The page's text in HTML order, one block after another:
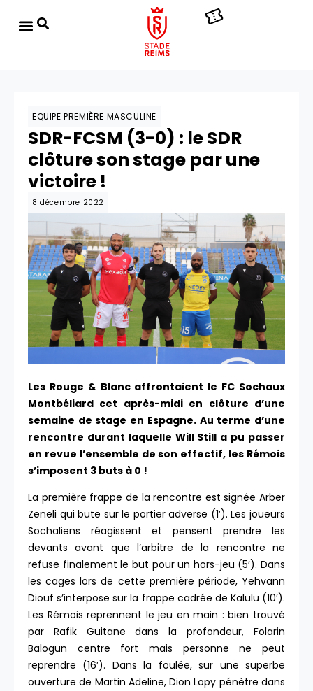
EQUIPE PREMIÈRE MASCULINE
SDR-FCSM (3-0) : le SDR
clôture son stage par une
victoire !
8 décembre 2022
Les Rouge & Blanc affrontaient le FC Sochaux
Montbéliard cet après-midi en clôture d’une
semaine de stage en Espagne. Au terme d’une
rencontre durant laquelle Will Still a pu passer
en revue l’ensemble de son effectif, les Rémois
s’imposent 3 buts à 0 !
La première frappe de la rencontre est signée Arber
Zeneli qui bute sur le portier adverse (1′). Les joueurs
Sochaliens réagissent et pensent prendre les
devants avant que l’arbitre de la rencontre ne
refuse finalement le but pour un hors-jeu (5′). Dans
les cages lors de cette première période, Yehvann
Diouf s’interpose sur la frappe cadrée de Kalulu (10′).
Les Rémois reprennent le jeu en main : bien trouvé
par Rafik Guitane dans la profondeur, Folarin
Balogun centre fort mais personne ne peut
reprendre (16′). Dans la foulée, sur une superbe
ouverture de Martin Adeline, Dion Lopy pénètre dans